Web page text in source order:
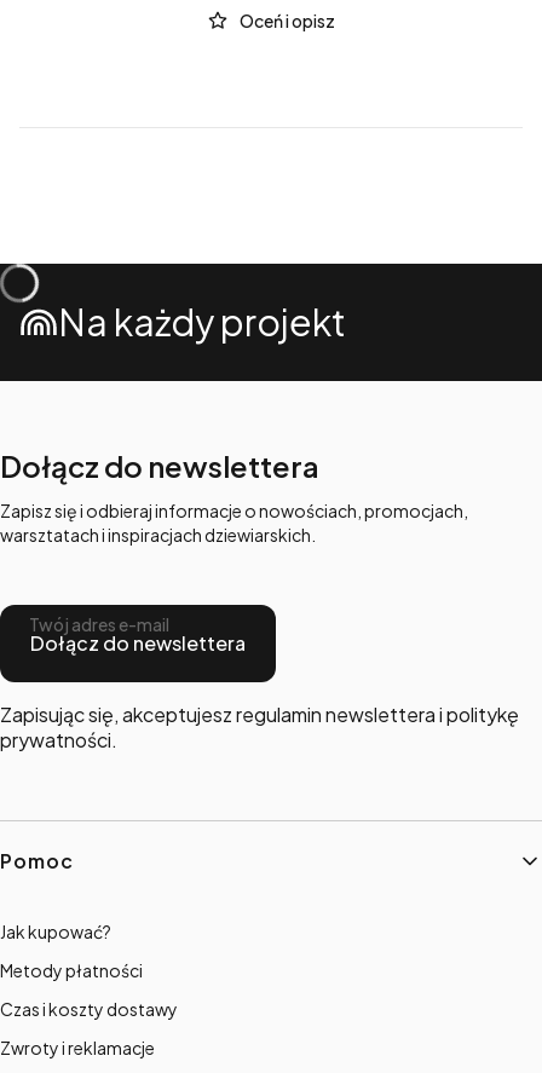
Oceń i opisz
Na każdy projekt
Dołącz do newslettera
Zapisz się i odbieraj informacje o nowościach, promocjach,
warsztatach i inspiracjach dziewiarskich.
Twój adres e-mail
Dołącz do newslettera
Zapisując się, akceptujesz regulamin newslettera i politykę
prywatności.
Linki w stopce
Pomoc
Jak kupować?
Metody płatności
Czas i koszty dostawy
Zwroty i reklamacje